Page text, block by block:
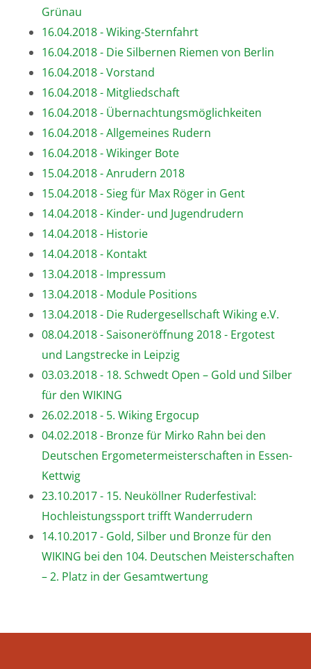
Grünau
16.04.2018 - Wiking-Sternfahrt
16.04.2018 - Die Silbernen Riemen von Berlin
16.04.2018 - Vorstand
16.04.2018 - Mitgliedschaft
16.04.2018 - Übernachtungsmöglichkeiten
16.04.2018 - Allgemeines Rudern
16.04.2018 - Wikinger Bote
15.04.2018 - Anrudern 2018
15.04.2018 - Sieg für Max Röger in Gent
14.04.2018 - Kinder- und Jugendrudern
14.04.2018 - Historie
14.04.2018 - Kontakt
13.04.2018 - Impressum
13.04.2018 - Module Positions
13.04.2018 - Die Rudergesellschaft Wiking e.V.
08.04.2018 - Saisoneröffnung 2018 - Ergotest
und Langstrecke in Leipzig
03.03.2018 - 18. Schwedt Open – Gold und Silber
für den WIKING
26.02.2018 - 5. Wiking Ergocup
04.02.2018 - Bronze für Mirko Rahn bei den
Deutschen Ergometermeisterschaften in Essen-
Kettwig
23.10.2017 - 15. Neuköllner Ruderfestival:
Hochleistungssport trifft Wanderrudern
14.10.2017 - Gold, Silber und Bronze für den
WIKING bei den 104. Deutschen Meisterschaften
– 2. Platz in der Gesamtwertung